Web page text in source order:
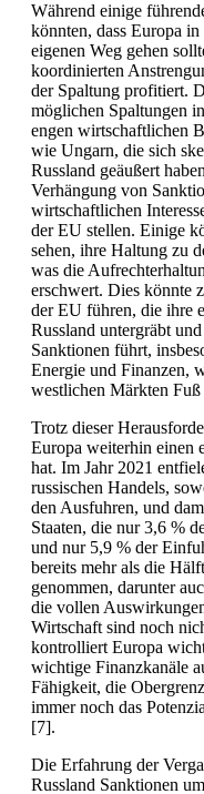
Während einige
könnten, dass Europa
eigenen Weg gehen
koordinierten
der Spaltung profitiert.
möglichen Spaltungen
engen wirtschaftlichen
wie Ungarn, die sich
Russland geäußert
Verhängung von
wirtschaftlichen
der EU stellen. Einige
sehen, ihre Haltung zu
was die
erschwert. Dies könnte
der EU führen, die ihre
Russland untergräbt
Sanktionen führt,
Energie und Finanzen,
westlichen Märkten Fuß
Trotz dieser
Europa weiterhin einen
hat. Im Jahr 2021
russischen Handels,
den Ausfuhren, und
Staaten, die nur 3,6 %
und nur 5,9 % der
bereits mehr als die
genommen, darunter
die vollen
Wirtschaft sind noch
kontrolliert Europa
wichtige Finanzkanäle
Fähigkeit, die
immer noch das
[7].
Die Erfahrung der
Russland Sanktionen